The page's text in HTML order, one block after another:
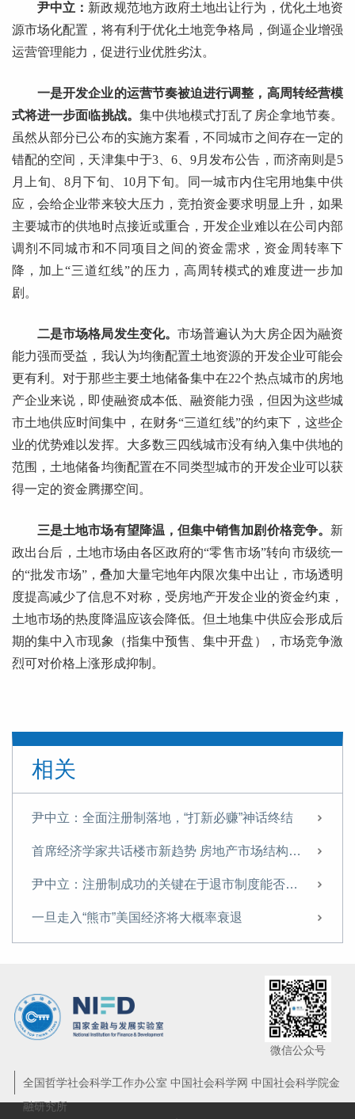
尹中立： 新政规范地方政府土地出让行为，优化土地资
源市场化配置，将有利于优化土地竞争格局，倒逼企业增强
运营管理能力，促进行业优胜劣汰。
一是开发企业的运营节奏被迫进行调整，高周转经营模
式将进一步面临挑战。 集中供地模式打乱了房企拿地节奏。
虽然从部分已公布的实施方案看，不同城市之间存在一定的
错配的空间，天津集中于3、6、9月发布公告，而济南则是5
月上旬、8月下旬、10月下旬。同一城市内住宅用地集中供
应，会给企业带来较大压力，竞拍资金要求明显上升，如果
主要城市的供地时点接近或重合，开发企业难以在公司内部
调剂不同城市和不同项目之间的资金需求，资金周转率下
降，加上“三道红线”的压力，高周转模式的难度进一步加
剧。
二是市场格局发生变化。 市场普遍认为大房企因为融资
能力强而受益，我认为均衡配置土地资源的开发企业可能会
更有利。对于那些主要土地储备集中在22个热点城市的房地
产企业来说，即使融资成本低、融资能力强，但因为这些城
市土地供应时间集中，在财务“三道红线”的约束下，这些企
业的优势难以发挥。大多数三四线城市没有纳入集中供地的
范围，土地储备均衡配置在不同类型城市的开发企业可以获
得一定的资金腾挪空间。
三是土地市场有望降温，但集中销售加剧价格竞争。 新
政出台后，土地市场由各区政府的“零售市场”转向市级统一
的“批发市场”，叠加大量宅地年内限次集中出让，市场透明
度提高减少了信息不对称，受房地产开发企业的资金约束，
土地市场的热度降温应该会降低。但土地集中供应会形成后
期的集中入市现象（指集中预售、集中开盘），市场竞争激
烈可对价格上涨形成抑制。
相关
尹中立：全面注册制落地，“打新必赚”神话终结
首席经济学家共话楼市新趋势 房地产市场结构需进一步优化
尹中立：注册制成功的关键在于退市制度能否有效运行
一旦走入“熊市”美国经济将大概率衰退
微信公众号
全国哲学社会科学工作办公室 中国社会科学网 中国社会科学院金
融研究所